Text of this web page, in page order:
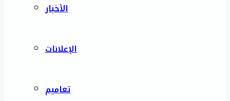
الأخبار
الإعلانات
تعاميم